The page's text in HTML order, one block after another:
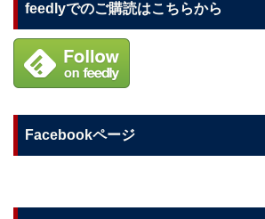
feedlyでのご購読はこちらから
Facebookページ